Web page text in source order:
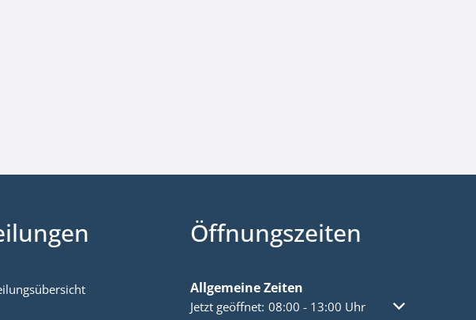
Öffnungszeiten
Allgemeine Zeiten
Klicken, um weitere Öffnungs- oder Schließzeiten
Jetzt geöffnet: 08:00 - 13:00 Uhr Von 08:00 bis